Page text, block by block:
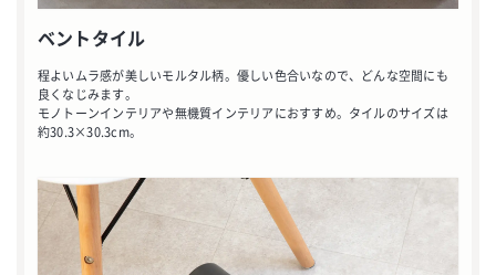
ベントタイル
程よいムラ感が美しいモルタル柄。優しい色合いなので、どんな空間にも
良くなじみます。
モノトーンインテリアや無機質インテリアにおすすめ。タイルのサイズは
約30.3×30.3cm。